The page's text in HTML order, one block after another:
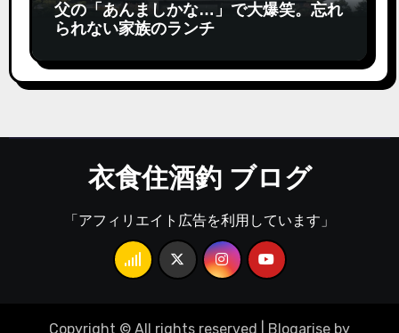
父の「あんましかな…」で大爆笑。忘れ
られない家族のランチ
衣食住酒釣 ブログ
「アフィリエイト広告を利用しています」
Copyright © All rights reserved Blogarise by